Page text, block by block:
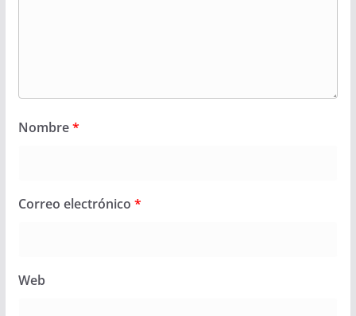
Nombre*
Correo electrónico *
Web